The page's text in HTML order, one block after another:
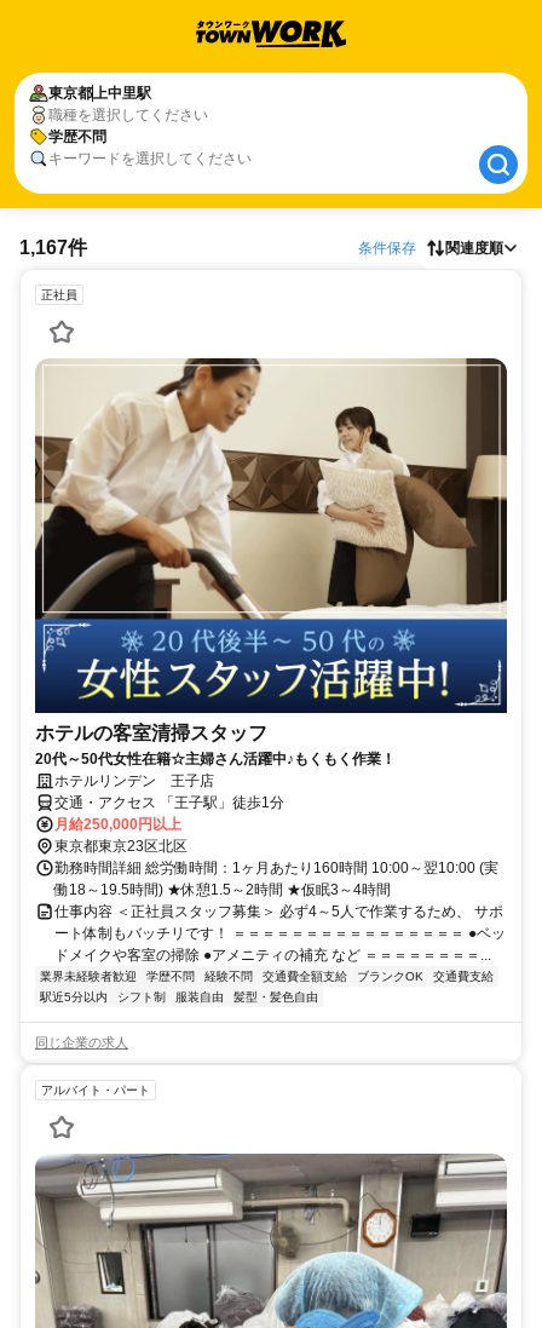
東京都上中里駅
職種を選択してください
学歴不問
キーワードを選択してください
東京都上中里駅
学歴不問
1,167件 条件保存 関連度順
正社員
ホテルの客室清掃スタッフ
20代～50代女性在籍☆主婦さん活躍中♪もくもく作業！
ホテルリンデン 王子店
交通・アクセス 「王子駅」徒歩1分
月給250,000円以上
東京都東京23区北区
勤務時間詳細 総労働時間：1ヶ月あたり160時間 10:00～翌10:00 (実
働18～19.5時間) ★休憩1.5～2時間 ★仮眠3～4時間
仕事内容 ＜正社員スタッフ募集＞ 必ず4～5人で作業するため、 サポ
ート体制もバッチリです！ ＝＝＝＝＝＝＝＝＝＝＝＝＝＝＝＝ ●ベッ
ドメイクや客室の掃除 ●アメニティの補充 など ＝＝＝＝＝＝＝＝...
業界未経験者歓迎 学歴不問 経験不問 交通費全額支給 ブランクOK
交通費支給
駅近5分以内
シフト制 服装自由 髪型・髪色自由
同じ企業の求人
アルバイト・パート